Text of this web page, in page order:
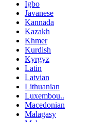
Igbo
Javanese
Kannada
Kazakh
Khmer
Kurdish
Kyrgyz
Latin
Latvian
Lithuanian
Luxembou..
Macedonian
Malagasy